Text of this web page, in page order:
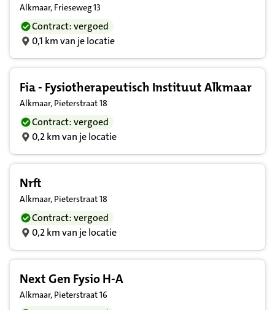
Alkmaar, Frieseweg 13
Contract: vergoed
0,1 km van je locatie
Fia - Fysiotherapeutisch Instituut Alkmaar
Alkmaar, Pieterstraat 18
Contract: vergoed
0,2 km van je locatie
Nrft
Alkmaar, Pieterstraat 18
Contract: vergoed
0,2 km van je locatie
Next Gen Fysio H-A
Alkmaar, Pieterstraat 16